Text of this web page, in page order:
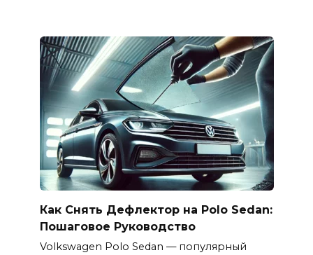
Как Снять Дефлектор на Polo Sedan:
Пошаговое Руководство
Volkswagen Polo Sedan — популярный